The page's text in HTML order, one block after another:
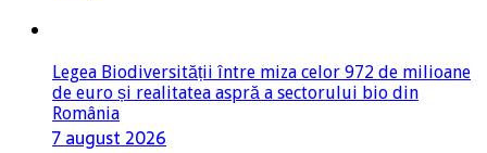
Legea Biodiversității între miza celor 972 de milioane
de euro și realitatea aspră a sectorului bio din
România
7 august 2026